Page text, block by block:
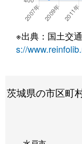
※出典：国土交
s://
茨城県の市区町